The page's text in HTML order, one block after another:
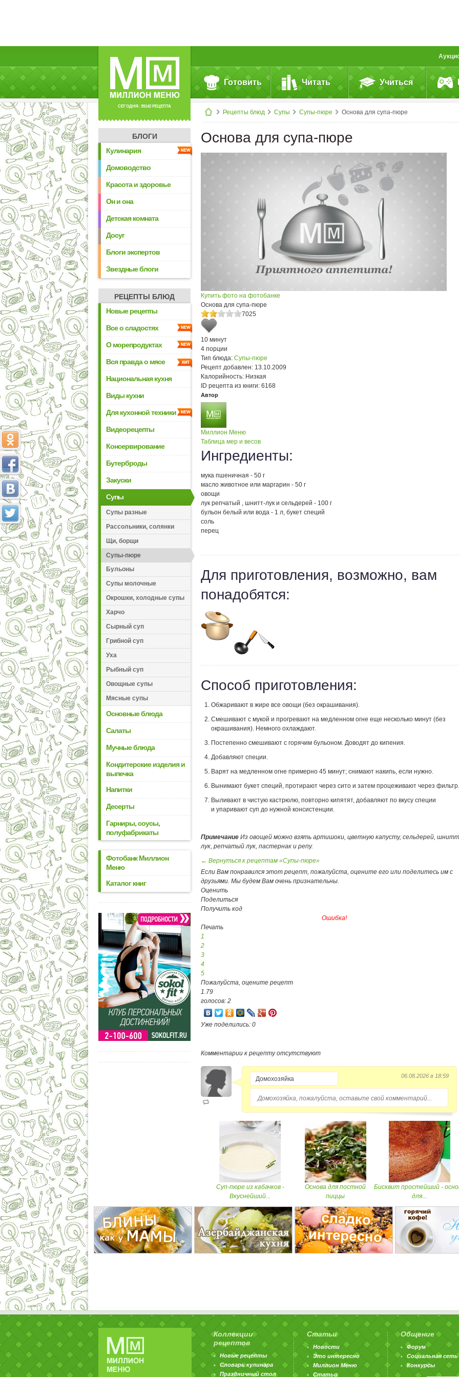
СЕГОДНЯ: 39142 РЕЦЕПТА
Готовить Читать Учиться
Рецепты блюд Супы Супы-пюре Основа для супа-пюре
БЛОГИ
Кулинария
Домоводство
Красота и здоровье
Он и она
Детская комната
Досуг
Блоги экспертов
Звездные блоги
РЕЦЕПТЫ БЛЮД
Новые рецепты
Все о сладостях
О морепродуктах
Вся правда о мясе
Национальная кухня
Виды кухни
Для кухонной техники
Видеорецепты
Консервирование
Бутерброды
Закуски
Супы
Супы разные
Рассольники, солянки
Щи, борщи
Супы-пюре
Бульоны
Супы молочные
Окрошки, холодные супы
Харчо
Сырный суп
Грибной суп
Уха
Рыбный суп
Овощные супы
Мясные супы
Основные блюда
Салаты
Мучные блюда
Кондитерские изделия и
выпечка
Напитки
Десерты
Гарниры, соусы,
полуфабрикаты
Фотобанк Миллион
Меню
Каталог книг
Основа для супа-пюре
Купить фото на фотобанке
Основа для супа-пюре
7025
10 минут
4 порции
Тип блюда: Супы-пюре
Рецепт добавлен: 13.10.2009
Калорийность: Низкая
ID рецепта из книги: 6168
Автор
Миллион Меню
Таблица мер и весов
Ингредиенты:
мука пшеничная - 50 г
масло животное или маргарин - 50 г
овощи
лук репчатый , шнитт-лук и сельдерей - 100 г
бульон белый или вода - 1 л, букет специй
соль
перец
Для приготовления, возможно, вам
понадобятся:
Способ приготовления:
Обжаривают в жире все овощи (без окрашивания).
Смешивают с мукой и прогревают на медленном огне еще несколько минут (без
окрашивания). Немного охлаждают.
Постепенно смешивают с горячим бульоном. Доводят до кипения.
Добавляют специи.
Варят на медленном огне примерно 45 минут; снимают накипь, если нужно.
Вынимают букет специй, протирают через сито и затем процеживают через фильтр.
Выливают в чистую кастрюлю, повторно кипятят, добавляют по вкусу специи
и упаривают суп до нужной консистенции.
Примечание Из овощей можно взять артишоки, цветную капусту, сельдерей,
лук, репчатый лук, пастернак и репу.
← Вернуться к рецептам «Супы-пюре»
Если Вам понравился этот рецепт, пожалуйста, оцените его или поделитесь им с
друзьями. Мы будем Вам очень признательны.
Оценить
Поделиться
Получить код
Ошибка!
Печать
1
2
3
4
5
Пожалуйста, оцените рецепт
1.79
голосов: 2
Уже поделились: 0
Комментарии к рецепту отсутствуют
06.08.2026 в 18:59
Домохозяйка, пожалуйста, оставьте свой комментарий...
Суп-пюре из кабачков -
Вкуснейший...
Основа для постной
пиццы
Бисквит простейший -
для...
Коллекции
рецептов
Новые рецепты
Словарь кулинара
Праздничный стол
Статьи
Новости
Это интересно
Миллион Меню
Статьи
Общение
Форум
Социальная сеть
Конкурсы